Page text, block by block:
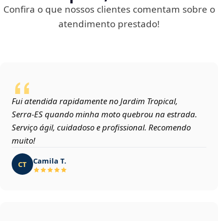
Confira o que nossos clientes comentam sobre o
atendimento prestado!
Fui atendida rapidamente no Jardim Tropical,
Serra‑ES quando minha moto quebrou na estrada.
Serviço ágil, cuidadoso e profissional. Recomendo
muito!
CT Camila T.